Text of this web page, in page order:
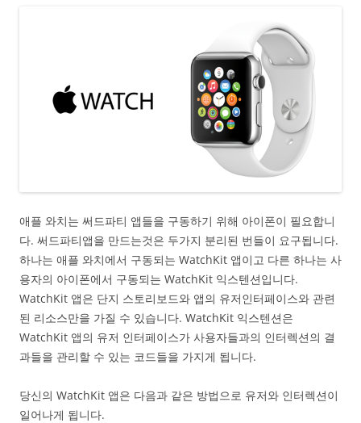
애플 와치는 써드파티 앱들을 구동하기 위해 아이폰이 필요합니
다. 써드파티앱을 만드는것은 두가지 분리된 번들이 요구됩니다.
하나는 애플 와치에서 구동되는 WatchKit 앱이고 다른 하나는 사
용자의 아이폰에서 구동되는 WatchKit 익스텐션입니다.
WatchKit 앱은 단지 스토리보드와 앱의 유저인터페이스와 관련
된 리소스만을 가질 수 있습니다. WatchKit 익스텐션은
WatchKit 앱의 유저 인터페이스가 사용자들과의 인터렉션의 결
과들을 관리할 수 있는 코드들을 가지게 됩니다.
당신의 WatchKit 앱은 다음과 같은 방법으로 유저와 인터렉션이
일어나게 됩니다.